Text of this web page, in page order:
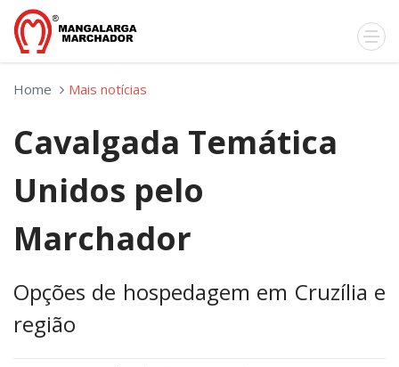
Home Mais notícias
Cavalgada Temática
Unidos pelo
Marchador
Opções de hospedagem em Cruzília e
região